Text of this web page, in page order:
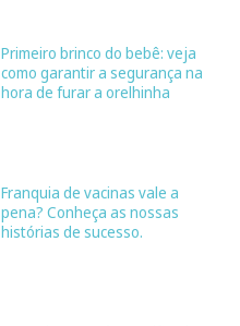
Primeiro brinco do bebê: veja
como garantir a segurança na
hora de furar a orelhinha
Franquia de vacinas vale a
pena? Conheça as nossas
histórias de sucesso.